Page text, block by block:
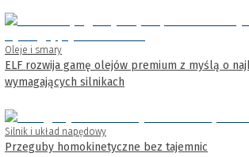
Oleje i smary
ELF rozwija gamę olejów premium z myślą o
wymagających silnikach
Silnik i układ napędowy
Przeguby homokinetyczne bez tajemnic